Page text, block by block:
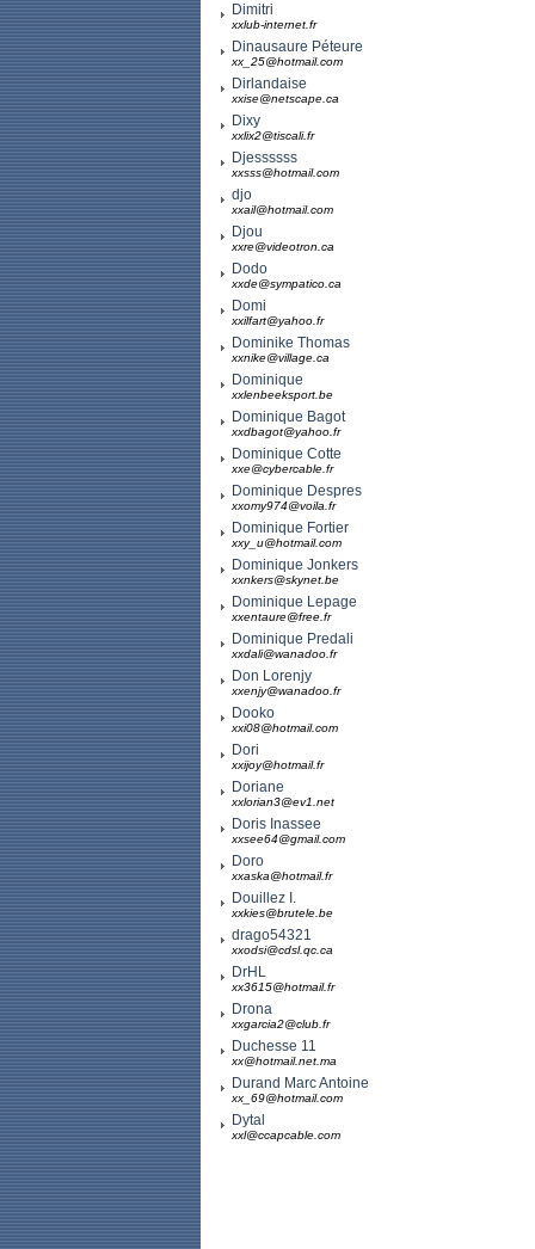
Dimitri
xxlub-internet.fr
Dinausaure Péteure
xx_25@hotmail.com
Dirlandaise
xxise@netscape.ca
Dixy
xxlix2@tiscali.fr
Djessssss
xxsss@hotmail.com
djo
xxail@hotmail.com
Djou
xxre@videotron.ca
Dodo
xxde@sympatico.ca
Domi
xxilfart@yahoo.fr
Dominike Thomas
xxnike@village.ca
Dominique
xxlenbeeksport.be
Dominique Bagot
xxdbagot@yahoo.fr
Dominique Cotte
xxe@cybercable.fr
Dominique Despres
xxomy974@voila.fr
Dominique Fortier
xxy_u@hotmail.com
Dominique Jonkers
xxnkers@skynet.be
Dominique Lepage
xxentaure@free.fr
Dominique Predali
xxdali@wanadoo.fr
Don Lorenjy
xxenjy@wanadoo.fr
Dooko
xxi08@hotmail.com
Dori
xxijoy@hotmail.fr
Doriane
xxlorian3@ev1.net
Doris Inassee
xxsee64@gmail.com
Doro
xxaska@hotmail.fr
Douillez I.
xxkies@brutele.be
drago54321
xxodsi@cdsl.qc.ca
DrHL
xx3615@hotmail.fr
Drona
xxgarcia2@club.fr
Duchesse 11
xx@hotmail.net.ma
Durand Marc Antoine
xx_69@hotmail.com
Dytal
xxl@ccapcable.com